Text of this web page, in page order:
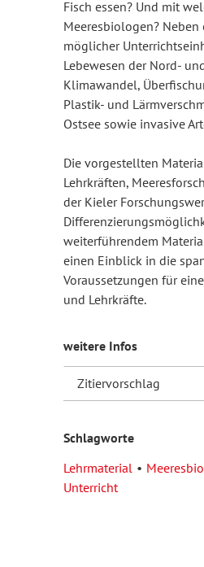
Fisch essen? Und mit
Meeresbiologen?
möglicher
Lebewesen der Nord-
Klimawandel,
Plastik- und
Ostsee sowie invasive
Die vorgestellten
Lehrkräften,
der Kieler
weiterführendem
einen Einblick in die
Voraussetzungen für
und Lehrkräfte.
weitere Infos
Zitiervorschlag
Schlagworte
Lehrmaterial
Unterricht